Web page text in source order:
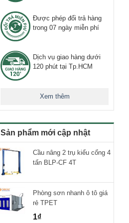
Được phép đổi trả hàng
trong 07 ngày miễn phí
Dịch vụ giao hàng dưới
120 phút tại Tp.HCM
Xem thêm
Sản phẩm mới cập nhật
Cầu nâng 2 trụ kiểu cổng 4
tấn BLP-CF 4T
Phòng sơn nhanh ô tô giá
rẻ TPET
1₫